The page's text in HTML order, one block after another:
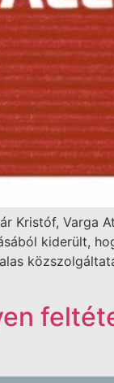
Kristóf, Varga
kiderült,